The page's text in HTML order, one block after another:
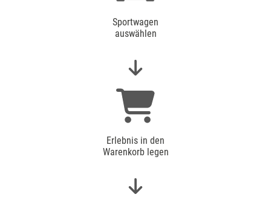
Sportwagen
auswählen
Erlebnis in den
Warenkorb legen